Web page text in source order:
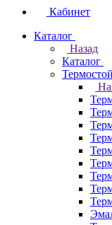
Кабинет
Каталог
Назад
Каталог